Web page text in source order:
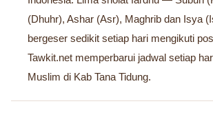
(Dhuhr), Ashar (Asr), Maghrib dan Isya
bergeser sedikit setiap hari mengikuti
Tawkit.net memperbarui jadwal setiap
Muslim di Kab Tana Tidung.